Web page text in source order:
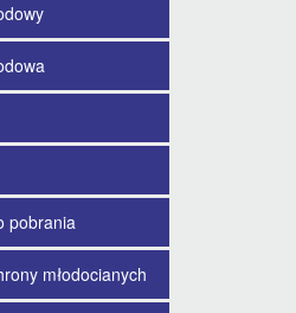
pobrania
młodocianych